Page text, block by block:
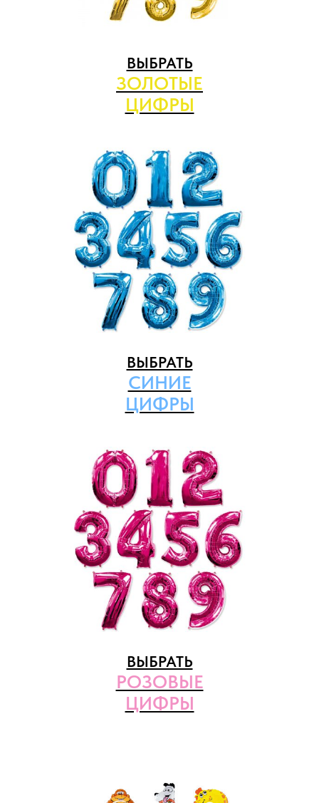
ВЫБРАТЬ
ЗОЛОТЫЕ
ЦИФРЫ
ВЫБРАТЬ
СИНИЕ
ЦИФРЫ
ВЫБРАТЬ
РОЗОВЫЕ
ЦИФРЫ